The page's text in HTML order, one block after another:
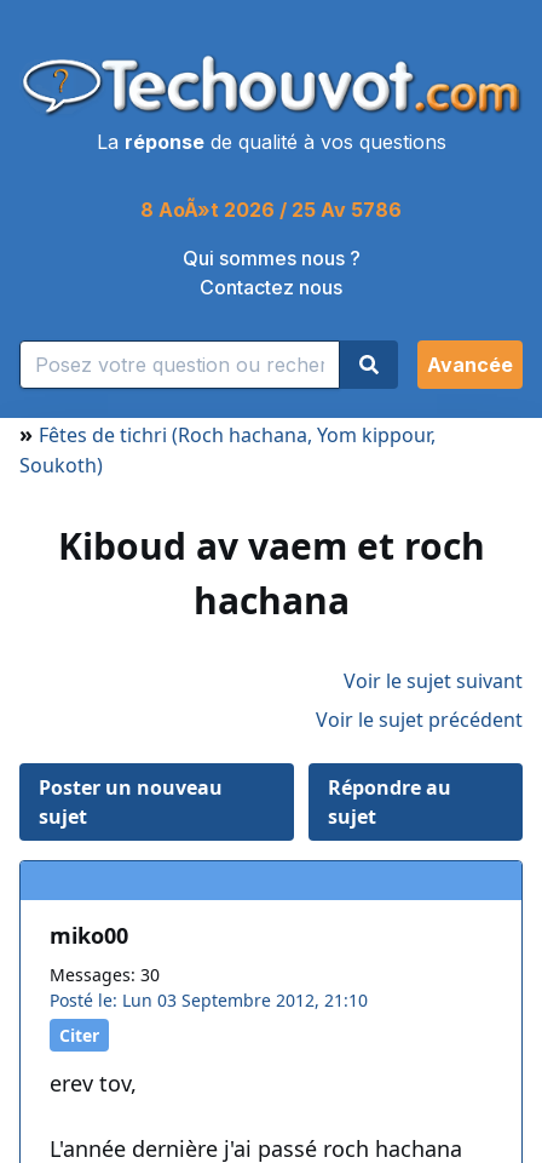
La réponsede qualité à vos questions
8 AoÃ»t 2026 / 25 Av 5786
Qui sommes nous ?
Contactez nous
Avancée
» Fêtes de tichri (Roch hachana, Yom kippour,
Soukoth)
Kiboud av vaem et roch
hachana
Voir le sujet suivant
Voir le sujet précédent
Poster un nouveau
sujet
Répondre au
sujet
miko00
Messages: 30
Posté le: Lun 03 Septembre 2012, 21:10
Citer
erev tov,
L'année dernière j'ai passé roch hachana